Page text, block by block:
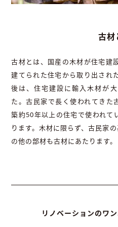
古材
古材とは、国産の木材が住宅建
建てられた住宅から取り出され
後は、住宅建設に輸入木材が
た。古民家で長く使われてきた
築約50年以上の住宅で使われて
ります。木材に限らず、古民家
の他の部材も古材にあたります。
リノベーションのワ